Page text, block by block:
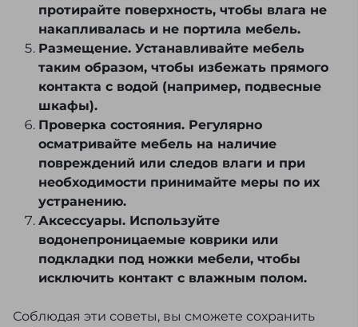
протирайте поверхность, чтобы влага не
накапливалась и не портила мебель.
Размещение. Устанавливайте мебель
таким образом, чтобы избежать прямого
контакта с водой (например, подвесные
шкафы).
Проверка состояния. Регулярно
осматривайте мебель на наличие
повреждений или следов влаги и при
необходимости принимайте меры по их
устранению.
Аксессуары. Используйте
водонепроницаемые коврики или
подкладки под ножки мебели, чтобы
исключить контакт с влажным полом.
Соблюдая эти советы, вы сможете сохранить